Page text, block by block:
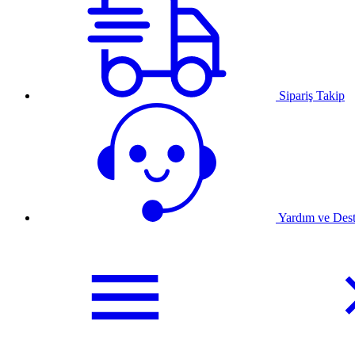
Sipariş Takip
Yardım ve